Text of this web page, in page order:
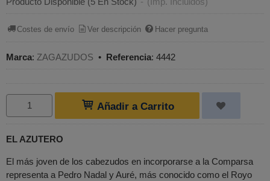
Costes de envío Ver descripción Hacer pregunta
Marca: ZAGAZUDOS • Referencia: 4442
Añadir a Carrito
EL AZUTERO
El más joven de los cabezudos en incorporarse a la Comparsa
representa a Pedro Nadal y Auré, más conocido como el Royo